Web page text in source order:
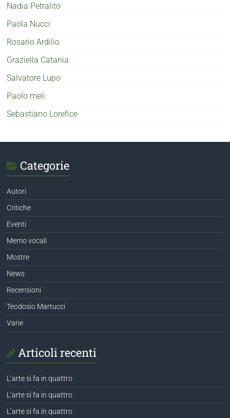
Nadia Petralito
Paola Nucci
Rosario Ardilio
Graziella Catania
Salvatore Lupo
Paolo meli
Sebastiano Lorefice
Categorie
Autori
Critiche
Eventi
Memo vocali
Mostre
News
Recensioni
Teodosio Martucci
Varie
Articoli recenti
L’arte si fa in quattro
L’arte si fa in quattro
L’arte si fa in quattro